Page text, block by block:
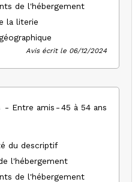
de l'hébergement
la literie
Avis écrit le 06/12/2024
Entre amis
45 à 54 ans
du descriptif
l'hébergement
de l'hébergement